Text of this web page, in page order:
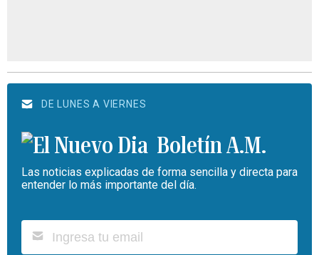
DE LUNES A VIERNES
Boletín A.M.
Las noticias explicadas de forma sencilla y directa para
entender lo más importante del día.